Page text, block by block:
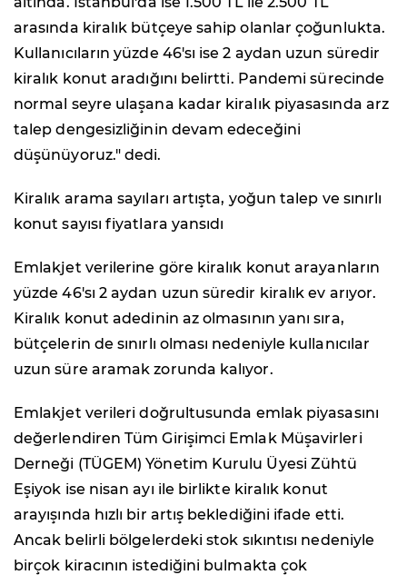
arasında kiralık bütçeye sahip olanlar çoğunlukta.
Kullanıcıların yüzde 46'sı ise 2 aydan uzun süredir
kiralık konut aradığını belirtti. Pandemi sürecinde
normal seyre ulaşana kadar kiralık piyasasında arz
talep dengesizliğinin devam edeceğini
düşünüyoruz." dedi.
Kiralık arama sayıları artışta, yoğun talep ve sınırlı
konut sayısı fiyatlara yansıdı
Emlakjet verilerine göre kiralık konut arayanların
yüzde 46'sı 2 aydan uzun süredir kiralık ev arıyor.
Kiralık konut adedinin az olmasının yanı sıra,
bütçelerin de sınırlı olması nedeniyle kullanıcılar
uzun süre aramak zorunda kalıyor.
Emlakjet verileri doğrultusunda emlak piyasasını
değerlendiren Tüm Girişimci Emlak Müşavirleri
Derneği (TÜGEM) Yönetim Kurulu Üyesi Zühtü
Eşiyok ise nisan ayı ile birlikte kiralık konut
arayışında hızlı bir artış beklediğini ifade etti.
Ancak belirli bölgelerdeki stok sıkıntısı nedeniyle
birçok kiracının istediğini bulmakta çok